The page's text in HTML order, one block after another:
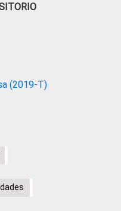
(2019-T)